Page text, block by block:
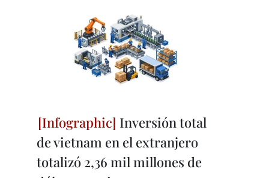
Inversión total
de vietnam en el extranjero
totalizó 2,36 mil millones de